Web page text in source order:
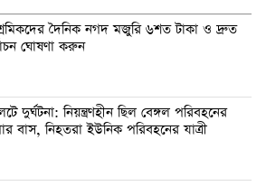
দৈনিক নগদ মজুরি ৬শত টাকা ও দ্রুত
ঘোষণা করুন
দুর্ঘটনা: নিয়ন্ত্রণহীন ছিল বেঙ্গল পরিবহনের
বাস, নিহতরা ইউনিক পরিবহনের যাত্রী